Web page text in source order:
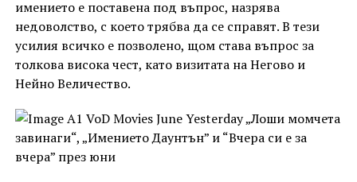
имението е поставена под въпрос, назрява
недоволство, с което трябва да се справят. В тези
усилия всичко е позволено, щом става въпрос за
толкова висока чест, като визитата на Негово и
Нейно Величество.